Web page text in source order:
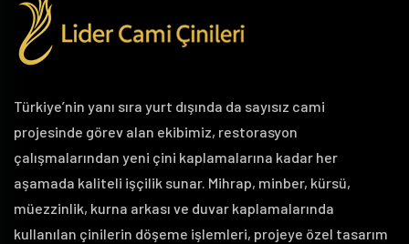
Türkiye’nin yanı sıra yurt dışında da sayısız cami
projesinde görev alan ekibimiz, restorasyon
çalışmalarından yeni çini kaplamalarına kadar her
aşamada kaliteli işçilik sunar. Mihrap, minber, kürsü,
müezzinlik, kurna arkası ve duvar kaplamalarında
kullanılan çinilerin döşeme işlemleri, projeye özel tasarım